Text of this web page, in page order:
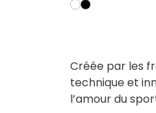
Créée par les
technique et
l’amour du